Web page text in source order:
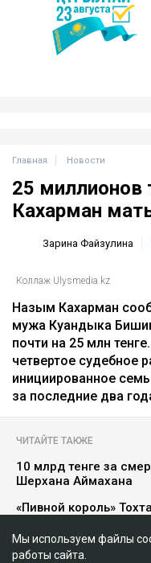
Главная Новости
25 миллионов
Кахарман
Зарина Файзулина
Коллаж Ulysmedia.kz
Назым Кахарман
мужа Куандыка
почти на 25 млн
четвертое судебное
инициированное
за последние два
ЧИТАЙТЕ ТАКЖЕ
10 млрд тенге за
Шерхана Аймахана
«Пивной король»
Meta заплатит $567
Мы используем файлы
работы сайта.